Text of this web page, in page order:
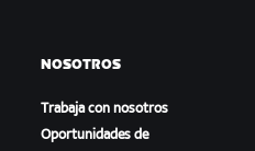
NOSOTROS
Trabaja con nosotros
Oportunidades de